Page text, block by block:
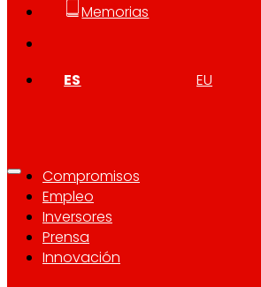
Memorias
ES EU
Atención al cliente:
Compromisos
Empleo
Inversores
Prensa
Innovación